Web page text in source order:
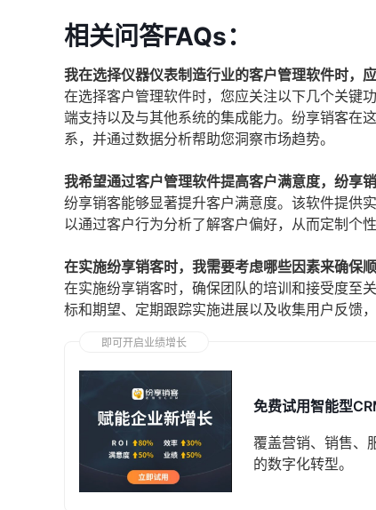
相关问答FAQs：
我在选择仪器仪表制造行业的客户管理软件时，
在选择客户管理软件时，您应关注以下几个关键
端支持以及与其他系统的集成能力。纷享销客在
系，并通过数据分析帮助您洞察市场趋势。
我希望通过客户管理软件提高客户满意度，纷享
纷享销客能够显著提升客户满意度。该软件提供
以通过客户行为分析了解客户偏好，从而定制个
在实施纷享销客时，我需要考虑哪些因素来确保顺
在实施纷享销客时，确保团队的培训和接受度至
标和期望、定期跟踪实施进展以及收集用户反馈
即可开启业绩增长
免费试用智能型
覆盖营销、销售、
的数字化转型。